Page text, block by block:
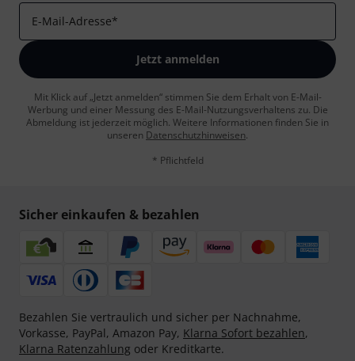
E-Mail-Adresse*
Jetzt anmelden
Mit Klick auf „Jetzt anmelden“ stimmen Sie dem Erhalt von E-Mail-
Werbung und einer Messung des E-Mail-Nutzungsverhaltens zu. Die
Abmeldung ist jederzeit möglich. Weitere Informationen finden Sie in
unseren Datenschutzhinweisen.
* Pflichtfeld
Sicher einkaufen & bezahlen
Bezahlen Sie vertraulich und sicher per Nachnahme,
Vorkasse, PayPal, Amazon Pay, Klarna Sofort bezahlen,
Klarna Ratenzahlung oder Kreditkarte.